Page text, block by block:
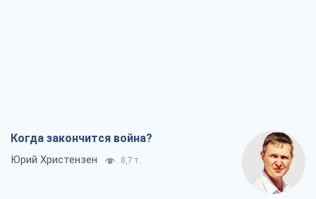
Когда закончится война?
Юрий Христензен 8,7 т.